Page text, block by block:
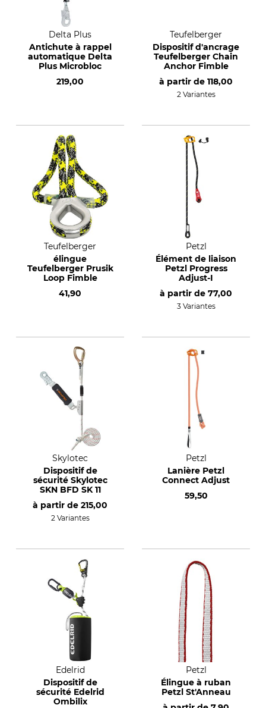
Delta Plus
Antichute à rappel
automatique Delta
Plus Microbloc
219,00
Teufelberger
Dispositif d'ancrage
Teufelberger Chain
Anchor Fimble
à partir de 118,00
2 Variantes
Teufelberger
élingue
Teufelberger Prusik
Loop Fimble
41,90
Petzl
Élément de liaison
Petzl Progress
Adjust-I
à partir de 77,00
3 Variantes
Skylotec
Dispositif de
sécurité Skylotec
SKN BFD SK 11
à partir de 215,00
2 Variantes
Petzl
Lanière Petzl
Connect Adjust
59,50
Edelrid
Dispositif de
sécurité Edelrid
Ombilix
Petzl
Élingue à ruban
Petzl St'Anneau